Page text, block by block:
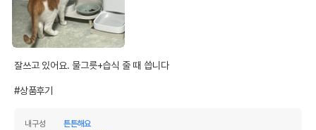
잘쓰고 있어요. 물그릇+습식 줄 때 씁니다
#상품후기
내구성
튼튼해요